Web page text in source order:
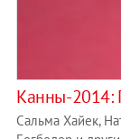
Канны-2014:
Сальма Хайек,